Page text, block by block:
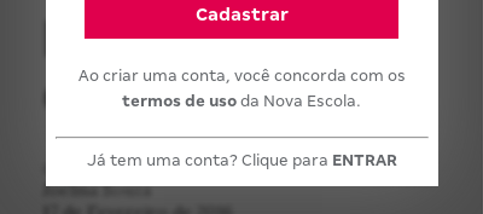
Cadastrar
Ao criar uma conta, você concorda com os
termos de uso da Nova Escola.
Já tem uma conta? Clique para ENTRAR
parceiro do
diretor
Joelma Souza